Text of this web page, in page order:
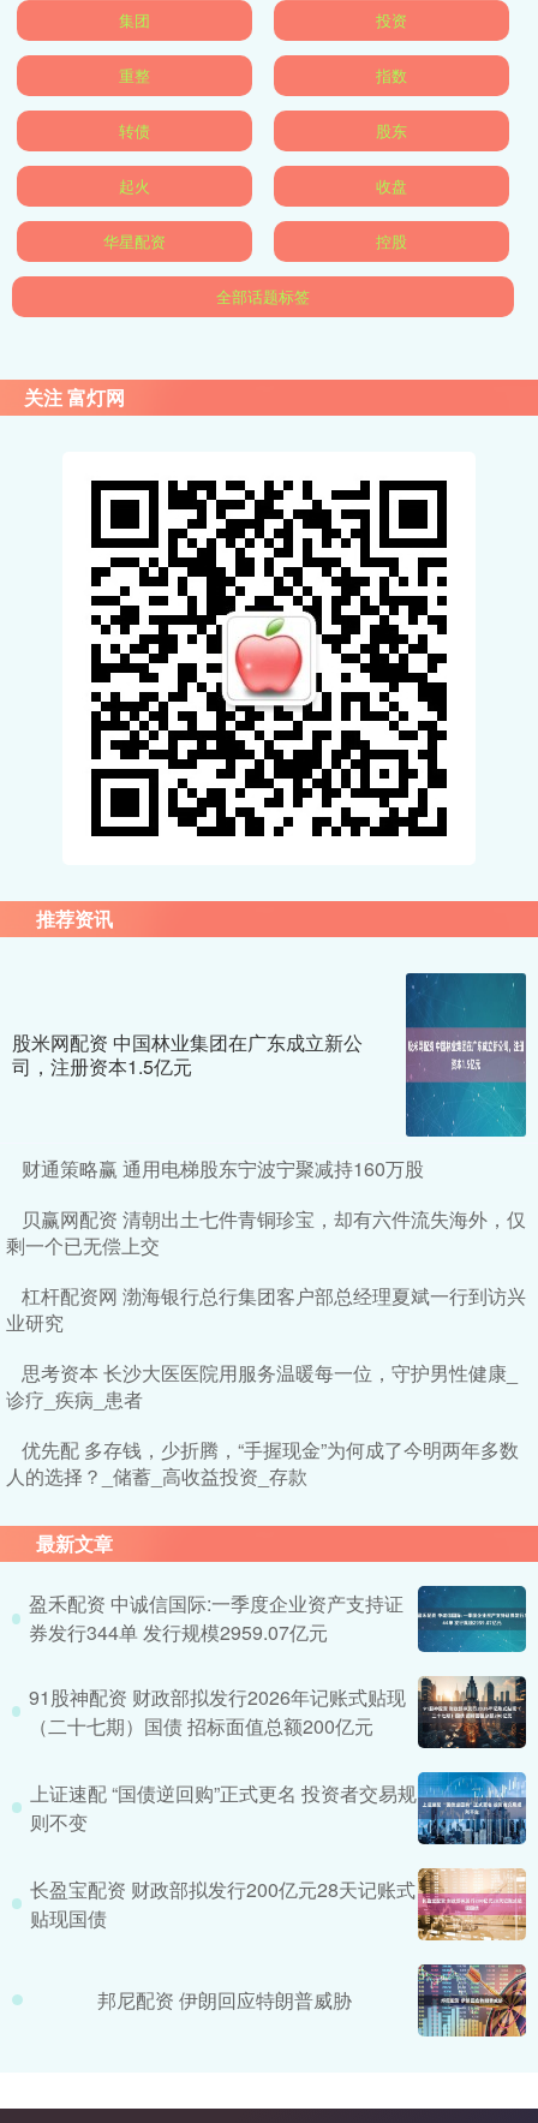
集团 投资
重整 指数
转债 股东
起火 收盘
华星配资 控股
全部话题标签
关注 富灯网
推荐资讯
股米网配资 中国林业集团在广东成立新公
司，注册资本1.5亿元
财通策略赢 通用电梯股东宁波宁聚减持160万股
贝赢网配资 清朝出土七件青铜珍宝，却有六件流失海外，仅
剩一个已无偿上交
杠杆配资网 渤海银行总行集团客户部总经理夏斌一行到访兴
业研究
思考资本 长沙大医医院用服务温暖每一位，守护男性健康_
诊疗_疾病_患者
优先配 多存钱，少折腾，“手握现金”为何成了今明两年多数
人的选择？_储蓄_高收益投资_存款
最新文章
盈禾配资 中诚信国际:一季度企业资产支持证
券发行344单 发行规模2959.07亿元
91股神配资 财政部拟发行2026年记账式贴现
（二十七期）国债 招标面值总额200亿元
上证速配 “国债逆回购”正式更名 投资者交易规
则不变
长盈宝配资 财政部拟发行200亿元28天记账式
贴现国债
邦尼配资 伊朗回应特朗普威胁